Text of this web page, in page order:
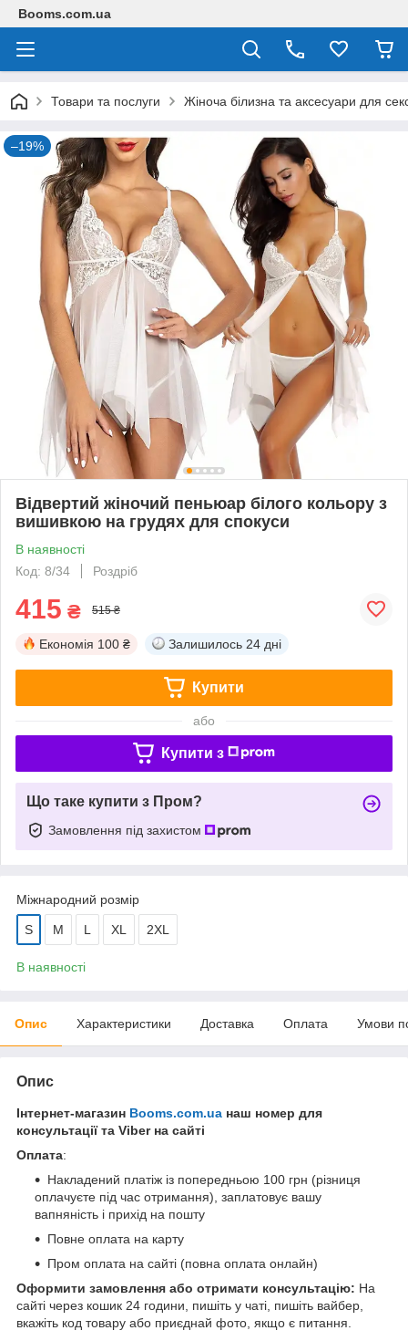
Booms.com.ua
Товари та послуги Жіноча білизна та аксесуари для
–19%
Відвертий жіночий пеньюар білого кольору з
вишивкою на грудях для спокуси
В наявності
Код: 8/34
Роздріб
415 ₴ 515 ₴
Економія 100 ₴ Залишилось 24 дні
Купити
або
Купити з
Що таке купити з Пром?
Замовлення під захистом
Міжнародний розмір
S M L XL 2XL
В наявності
Опис Характеристики Доставка Оплата Умови
Опис
Інтернет-магазин Booms.com.ua наш номер для
консультації та Viber на сайті
Оплата:
Накладений платіж із попередньою 100 грн (різниця
оплачуєте під час отримання), заплатовує вашу
вапняність і прихід на пошту
Повне оплата на карту
Пром оплата на сайті (повна оплата онлайн)
Оформити замовлення або отримати консультацію: На
сайті через кошик 24 години, пишіть у чаті, пишіть вайбер,
вкажіть код товару або приєднай фото, якщо є питання.